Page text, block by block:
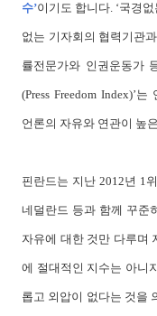
수’이기도 합니다. ‘국경
없는 기자회의 협력기관
률전문가와 인권운동가
(Press Freedom Index)’
언론의 자유와 연관이 높
핀란드는 지난 2012년 1
네덜란드 등과 함께 꾸준
자유에 대한 것만 다루며
에 절대적인 지수는 아니
롭고 외압이 없다는 것을